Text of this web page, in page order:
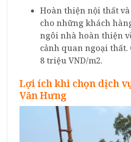
Hoàn thiện nội thất
cho những khách
ngôi nhà hoàn thiện
cảnh quan ngoại thất.
8 triệu VND/m2.
Lợi ích khi chọn dịch
Văn Hưng